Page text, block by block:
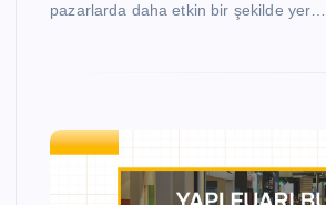
pazarlarda daha etkin bir şekilde yer…